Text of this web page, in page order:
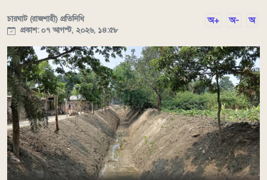
চারঘাট (রাজশাহী) প্রতিনিধি
প্রকাশ: ০৭ আগস্ট, ২০২৬, ১৪:৫৮
অ+ অ- অ